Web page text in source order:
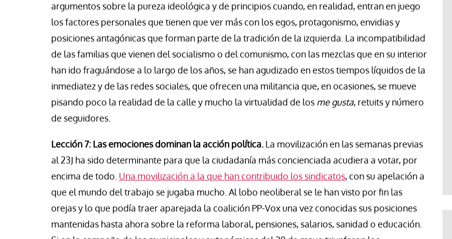
argumentos sobre la pureza ideológica y de principios cuando, en realidad, entran en juego
los factores personales que tienen que ver más con los egos, protagonismo, envidias y
posiciones antagónicas que forman parte de la tradición de la izquierda. La incompatibilidad
de las familias que vienen del socialismo o del comunismo, con las mezclas que en su interior
han ido fraguándose a lo largo de los años, se han agudizado en estos tiempos líquidos de la
inmediatez y de las redes sociales, que ofrecen una militancia que, en ocasiones, se mueve
pisando poco la realidad de la calle y mucho la virtualidad de los me gusta, retuits y número
de seguidores.
Lección 7: Las emociones dominan la acción política. La movilización en las semanas previas
al 23J ha sido determinante para que la ciudadanía más concienciada acudiera a votar, por
encima de todo. Una movilización a la que han contribuido los sindicatos, con su apelación a
que el mundo del trabajo se jugaba mucho. Al lobo neoliberal se le han visto por fin las
orejas y lo que podía traer aparejada la coalición PP-Vox una vez conocidas sus posiciones
mantenidas hasta ahora sobre la reforma laboral, pensiones, salarios, sanidad o educación.